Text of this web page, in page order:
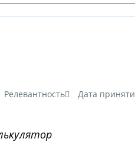
Релевантность Дата